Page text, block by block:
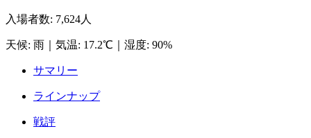
入場者数: 7,624人
天候: 雨 気温: 17.2℃ 湿度: 90%
サマリー
ラインナップ
戦評